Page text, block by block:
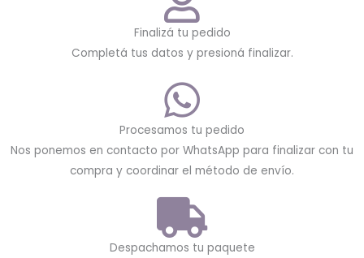
Finalizá tu pedido
Completá tus datos y presioná finalizar.
Procesamos tu pedido
Nos ponemos en contacto por WhatsApp para finalizar con tu
compra y coordinar el método de envío.
Despachamos tu paquete